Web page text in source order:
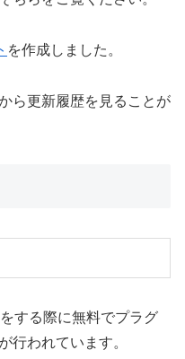
を作成しました。
ら更新履歴を見ることが
する際に無料でプラグ
行われています。